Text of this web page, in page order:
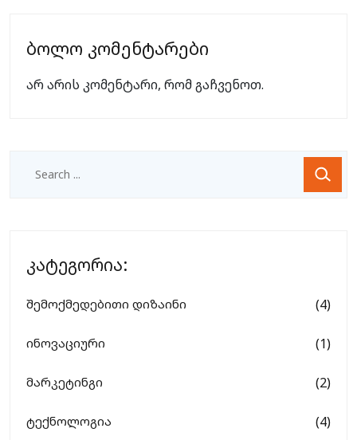
ბოლო კომენტარები
არ არის კომენტარი, რომ გაჩვენოთ.
კატეგორია:
შემოქმედებითი დიზაინი (4)
ინოვაციური (1)
მარკეტინგი (2)
ტექნოლოგია (4)